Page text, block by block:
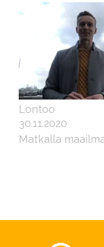
Lontoo
30.11.2020
Matkalla